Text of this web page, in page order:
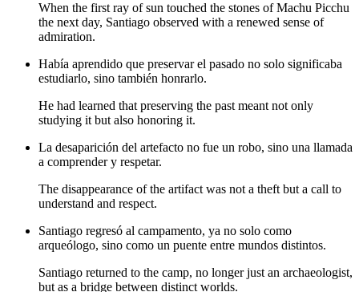
When the first ray of sun touched the stones of Machu Picchu
the next day, Santiago observed with a renewed sense of
admiration.
Había aprendido que preservar el pasado no solo significaba
estudiarlo, sino también honrarlo.
He had learned that preserving the past meant not only
studying it but also honoring it.
La desaparición del artefacto no fue un robo, sino una llamada
a comprender y respetar.
The disappearance of the artifact was not a theft but a call to
understand and respect.
Santiago regresó al campamento, ya no solo como
arqueólogo, sino como un puente entre mundos distintos.
Santiago returned to the camp, no longer just an archaeologist,
but as a bridge between distinct worlds.